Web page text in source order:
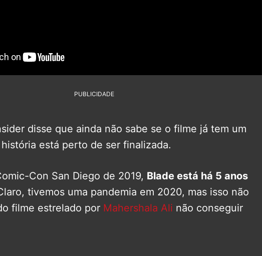
PUBLICIDADE
disse que ainda não sabe se o filme já tem um
está perto de ser finalizada.
Con San Diego de 2019, Blade está há 5 anos
tivemos uma pandemia em 2020, mas isso não
filme estrelado por Mahershala Ali não conseguir